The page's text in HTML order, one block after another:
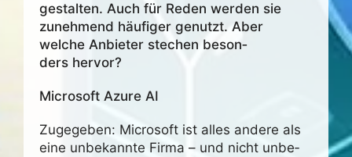
gestalten. Auch für Reden werden sie
zuneh­mend häufiger genutzt. Aber
welche Anbieter stechen beson­
ders hervor?
Micro­soft Azure AI
Zuge­geben: Micro­soft ist alles andere als
eine unbe­kannte Firma – und nicht unbe­